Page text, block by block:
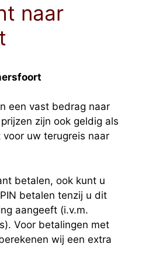
naar
een vast bedrag naar
zijn ook geldig als
uw terugreis naar
betalen, ook kunt u
betalen tenzij u dit
aangeeft (i.v.m.
Voor betalingen met
wij een extra